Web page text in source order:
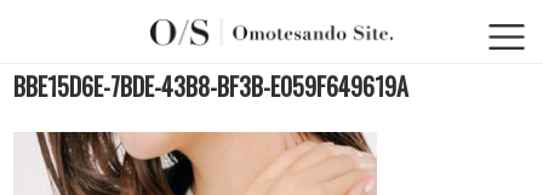
BBE15D6E-7BDE-43B8-BF3B-E059F649619A